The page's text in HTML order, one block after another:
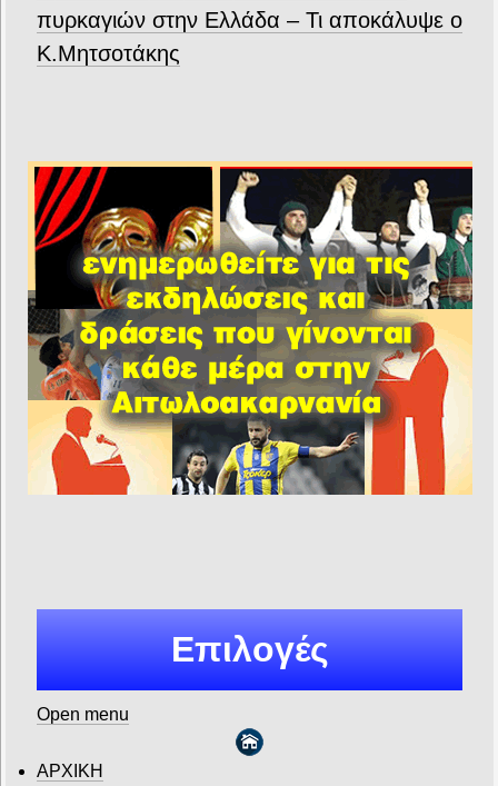
πυρκαγιών στην Ελλάδα – Τι αποκάλυψε ο
Κ.Μητσοτάκης
Επιλογές
Open menu
ΑΡΧΙΚΗ